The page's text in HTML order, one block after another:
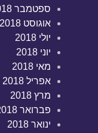
ספטמבר 2018
אוגוסט 2018
יולי 2018
יוני 2018
מאי 2018
אפריל 2018
מרץ 2018
פברואר 2018
ינואר 2018